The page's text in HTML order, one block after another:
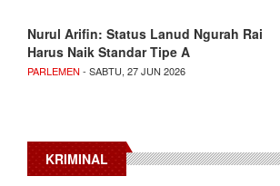
Nurul Arifin: Status Lanud Ngurah Rai
Harus Naik Standar Tipe A
PARLEMEN - SABTU, 27 JUN 2026
KRIMINAL